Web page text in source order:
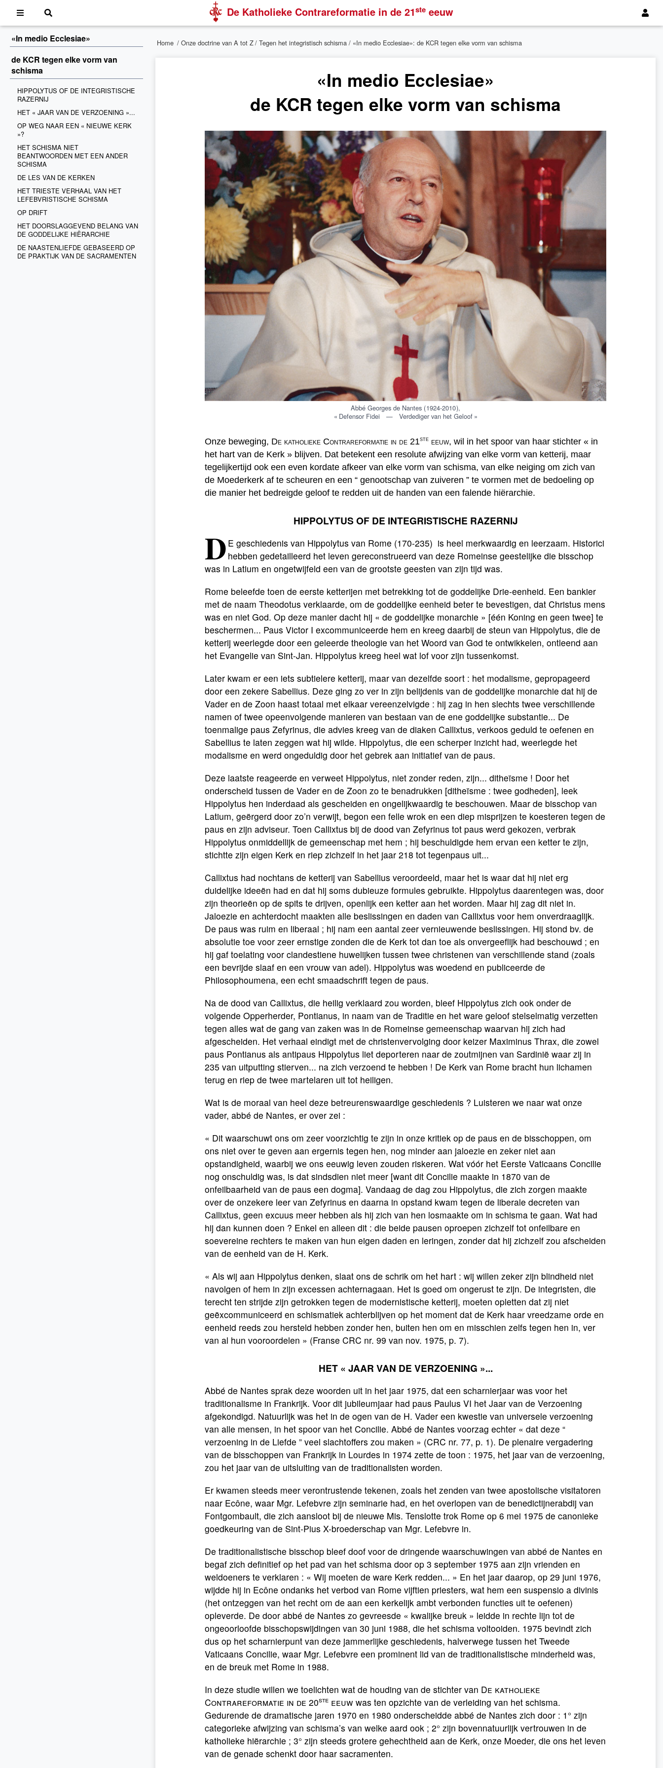
De Katholieke Contrareformatie in de 21ste eeuw
«In medio Ecclesiae»
de KCR tegen elke vorm van
schisma
HIPPOLYTUS OF DE INTEGRISTISCHE
RAZERNIJ
HET « JAAR VAN DE VERZOENING »...
OP WEG NAAR EEN « NIEUWE KERK
»?
HET SCHISMA NIET
BEANTWOORDEN MET EEN ANDER
SCHISMA
DE LES VAN DE KERKEN
HET TRIESTE VERHAAL VAN HET
LEFEBVRISTISCHE SCHISMA
OP DRIFT
HET DOORSLAGGEVEND BELANG VAN
DE GODDELIJKE HIËRARCHIE
DE NAASTENLIEFDE GEBASEERD OP
DE PRAKTIJK VAN DE SACRAMENTEN
Home / Onze doctrine van A tot Z/ Tegen het integristisch schisma / «In medio Ecclesiae»: de KCR tegen elke vorm van schisma
«In medio Ecclesiae»
de KCR tegen elke vorm van schisma
Abbé Georges de Nantes ( 1924-2010 ),
« Defensor Fidei — Verdediger van het Geloof »
Onze beweging, De katholieke Contrareformatie in de 21ste eeuw, wil in het spoor van haar stichter « in
het hart van de Kerk » blijven. Dat betekent een resolute afwijzing van elke vorm van ketterij, maar
tegelijkertijd ook een even kordate afkeer van elke vorm van schisma, van elke neiging om zich van
de Moederkerk af te scheuren en een “ genootschap van zuiveren ” te vormen met de bedoeling op
die manier het bedreigde geloof te redden uit de handen van een falende hiërarchie.
HIPPOLYTUS OF DE INTEGRISTISCHE RAZERNIJ
D E geschiedenis van Hippolytus van Rome (170-235) is heel merkwaardig en leerzaam. Historici
hebben gedetailleerd het leven gereconstrueerd van deze Romeinse geestelijke die bisschop
was in Latium en ongetwijfeld een van de grootste geesten van zijn tijd was.
Rome beleefde toen de eerste ketterijen met betrekking tot de goddelijke Drie-eenheid. Een bankier
met de naam Theodotus verklaarde, om de goddelijke eenheid beter te bevestigen, dat Christus mens
was en niet God. Op deze manier dacht hij « de goddelijke monarchie » [één Koning en geen twee] te
beschermen... Paus Victor I excommuniceerde hem en kreeg daarbij de steun van Hippolytus, die de
ketterij weerlegde door een geleerde theologie van het Woord van God te ontwikkelen, ontleend aan
het Evangelie van Sint-Jan. Hippolytus kreeg heel wat lof voor zijn tussenkomst.
Later kwam er een iets subtielere ketterij, maar van dezelfde soort : het modalisme, gepropageerd
door een zekere Sabellius. Deze ging zo ver in zijn belijdenis van de goddelijke monarchie dat hij de
Vader en de Zoon haast totaal met elkaar vereenzelvigde : hij zag in hen slechts twee verschillende
namen of twee opeenvolgende manieren van bestaan van de ene goddelijke substantie... De
toenmalige paus Zefyrinus, die advies kreeg van de diaken Callixtus, verkoos geduld te oefenen en
Sabellius te laten zeggen wat hij wilde. Hippolytus, die een scherper inzicht had, weerlegde het
modalisme en werd ongeduldig door het gebrek aan initiatief van de paus.
Deze laatste reageerde en verweet Hippolytus, niet zonder reden, zijn... ditheïsme ! Door het
onderscheid tussen de Vader en de Zoon zo te benadrukken [ditheïsme : twee godheden], leek
Hippolytus hen inderdaad als gescheiden en ongelijkwaardig te beschouwen. Maar de bisschop van
Latium, geërgerd door zo’n verwijt, begon een felle wrok en een diep misprijzen te koesteren tegen de
paus en zijn adviseur. Toen Callixtus bij de dood van Zefyrinus tot paus werd gekozen, verbrak
Hippolytus onmiddellijk de gemeenschap met hem ; hij beschuldigde hem ervan een ketter te zijn,
stichtte zijn eigen Kerk en riep zichzelf in het jaar 218 tot tegenpaus uit...
Callixtus had nochtans de ketterij van Sabellius veroordeeld, maar het is waar dat hij niet erg
duidelijke ideeën had en dat hij soms dubieuze formules gebruikte. Hippolytus daarentegen was, door
zijn theorieën op de spits te drijven, openlijk een ketter aan het worden. Maar hij zag dit niet in.
Jaloezie en achterdocht maakten alle beslissingen en daden van Callixtus voor hem onverdraaglijk.
De paus was ruim en liberaal ; hij nam een aantal zeer vernieuwende beslissingen. Hij stond bv. de
absolutie toe voor zeer ernstige zonden die de Kerk tot dan toe als onvergeeflijk had beschouwd ; en
hij gaf toelating voor clandestiene huwelijken tussen twee christenen van verschillende stand (zoals
een bevrijde slaaf en een vrouw van adel). Hippolytus was woedend en publiceerde de
Philosophoumena, een echt smaadschrift tegen de paus.
Na de dood van Callixtus, die heilig verklaard zou worden, bleef Hippolytus zich ook onder de
volgende Opperherder, Pontianus, in naam van de Traditie en het ware geloof stelselmatig verzetten
tegen alles wat de gang van zaken was in de Romeinse gemeenschap waarvan hij zich had
afgescheiden. Het verhaal eindigt met de christenvervolging door keizer Maximinus Thrax, die zowel
paus Pontianus als antipaus Hippolytus liet deporteren naar de zoutmijnen van Sardinië waar zij in
235 van uitputting stierven... na zich verzoend te hebben ! De Kerk van Rome bracht hun lichamen
terug en riep de twee martelaren uit tot heiligen.
Wat is de moraal van heel deze betreurenswaardige geschiedenis ? Luisteren we naar wat onze
vader, abbé de Nantes, er over zei :
« Dit waarschuwt ons om zeer voorzichtig te zijn in onze kritiek op de paus en de bisschoppen, om
ons niet over te geven aan ergernis tegen hen, nog minder aan jaloezie en zeker niet aan
opstandigheid, waarbij we ons eeuwig leven zouden riskeren. Wat vóór het Eerste Vaticaans Concilie
nog onschuldig was, is dat sindsdien niet meer [want dit Concilie maakte in 1870 van de
onfeilbaarheid van de paus een dogma]. Vandaag de dag zou Hippolytus, die zich zorgen maakte
over de onzekere leer van Zefyrinus en daarna in opstand kwam tegen de liberale decreten van
Callixtus, geen excuus meer hebben als hij zich van hen losmaakte om in schisma te gaan. Wat had
hij dan kunnen doen ? Enkel en alleen dit : die beide pausen oproepen zichzelf tot onfeilbare en
soevereine rechters te maken van hun eigen daden en leringen, zonder dat hij zichzelf zou afscheiden
van de eenheid van de H. Kerk.
« Als wij aan Hippolytus denken, slaat ons de schrik om het hart : wij willen zeker zijn blindheid niet
navolgen of hem in zijn excessen achternagaan. Het is goed om ongerust te zijn. De integristen, die
terecht ten strijde zijn getrokken tegen de modernistische ketterij, moeten opletten dat zij niet
geëxcommuniceerd en schismatiek achterblijven op het moment dat de Kerk haar vreedzame orde en
eenheid reeds zou hersteld hebben zonder hen, buiten hen om en misschien zelfs tegen hen in, ver
van al hun vooroordelen » (Franse CRC nr. 99 van nov. 1975, p. 7).
HET « JAAR VAN DE VERZOENING »...
Abbé de Nantes sprak deze woorden uit in het jaar 1975, dat een scharnierjaar was voor het
traditionalisme in Frankrijk. Voor dit jubileumjaar had paus Paulus VI het Jaar van de Verzoening
afgekondigd. Natuurlijk was het in de ogen van de H. Vader een kwestie van universele verzoening
van alle mensen, in het spoor van het Concilie. Abbé de Nantes voorzag echter « dat deze “
verzoening in de Liefde ” veel slachtoffers zou maken » (CRC nr. 77, p. 1). De plenaire vergadering
van de bisschoppen van Frankrijk in Lourdes in 1974 zette de toon : 1975, het jaar van de verzoening,
zou het jaar van de uitsluiting van de traditionalisten worden.
Er kwamen steeds meer verontrustende tekenen, zoals het zenden van twee apostolische visitatoren
naar Ecône, waar Mgr. Lefebvre zijn seminarie had, en het overlopen van de benedictijnerabdij van
Fontgombault, die zich aansloot bij de nieuwe Mis. Tenslotte trok Rome op 6 mei 1975 de canonieke
goedkeuring van de Sint-Pius X-broederschap van Mgr. Lefebvre in.
De traditionalistische bisschop bleef doof voor de dringende waarschuwingen van abbé de Nantes en
begaf zich definitief op het pad van het schisma door op 3 september 1975 aan zijn vrienden en
weldoeners te verklaren : « Wij moeten de ware Kerk redden... » En het jaar daarop, op 29 juni 1976,
wijdde hij in Ecône ondanks het verbod van Rome vijftien priesters, wat hem een suspensio a divinis
(het ontzeggen van het recht om de aan een kerkelijk ambt verbonden functies uit te oefenen)
opleverde. De door abbé de Nantes zo gevreesde « kwalijke breuk » leidde in rechte lijn tot de
ongeoorloofde bisschopswijdingen van 30 juni 1988, die het schisma voltooiden. 1975 bevindt zich
dus op het scharnierpunt van deze jammerlijke geschiedenis, halverwege tussen het Tweede
Vaticaans Concilie, waar Mgr. Lefebvre een prominent lid van de traditionalistische minderheid was,
en de breuk met Rome in 1988.
In deze studie willen we toelichten wat de houding van de stichter van De katholieke
Contrareformatie in de 20ste eeuw was ten opzichte van de verleiding van het schisma.
Gedurende de dramatische jaren 1970 en 1980 onderscheidde abbé de Nantes zich door : 1° zijn
categorieke afwijzing van schisma’s van welke aard ook ; 2° zijn bovennatuurlijk vertrouwen in de
katholieke hiërarchie ; 3° zijn steeds grotere gehechtheid aan de Kerk, onze Moeder, die ons het leven
van de genade schenkt door haar sacramenten.